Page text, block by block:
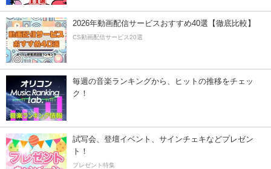
2026年動画配信サービスおすすめ40選【徹底比較】
CS動画配信サービス20選
毎週の音楽ランキングから、ヒットの推移をチェッ
ク！
試写会、登壇イベント、サインチェキなどプレゼン
ト！
プレゼント特集